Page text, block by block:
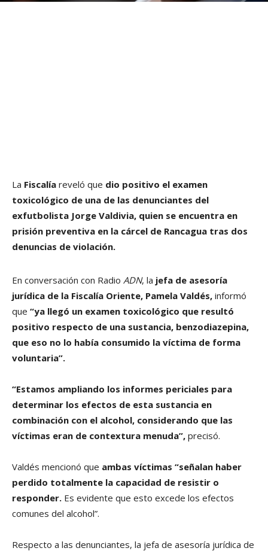
La Fiscalía reveló que dio positivo el examen
toxicológico de una de las denunciantes del
exfutbolista Jorge Valdivia, quien se encuentra en
prisión preventiva en la cárcel de Rancagua tras dos
denuncias de violación.
En conversación con Radio ADN, la jefa de asesoría
jurídica de la Fiscalía Oriente, Pamela Valdés, informó
que “ya llegó un examen toxicológico que resultó
positivo respecto de una sustancia, benzodiazepina,
que eso no lo había consumido la víctima de forma
voluntaria”.
“Estamos ampliando los informes periciales para
determinar los efectos de esta sustancia en
combinación con el alcohol, considerando que las
víctimas eran de contextura menuda”, precisó.
Valdés mencionó que ambas víctimas “señalan haber
perdido totalmente la capacidad de resistir o
responder. Es evidente que esto excede los efectos
comunes del alcohol”.
Respecto a las denunciantes, la jefa de asesoría jurídica de